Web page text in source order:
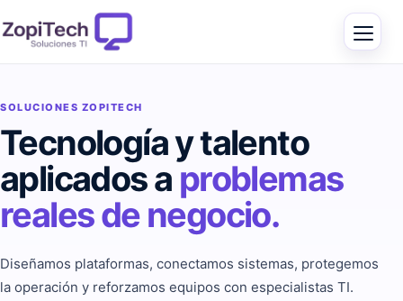
SOLUCIONES ZOPITECH
Tecnología y talento
aplicados a problemas
reales de negocio.
Diseñamos plataformas, conectamos sistemas, protegemos
la operación y reforzamos equipos con especialistas TI.